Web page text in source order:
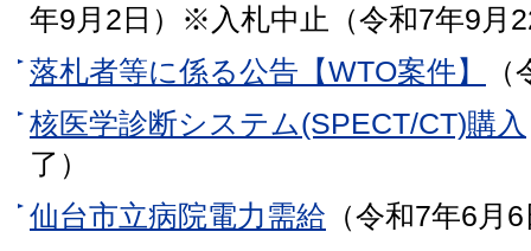
年9月2日）※入札中止（令和7年9月
落札者等に係る公告【WTO案件】
核医学診断システム(SPECT/CT)購入
了）
仙台市立病院電力需給 （令和7年6月